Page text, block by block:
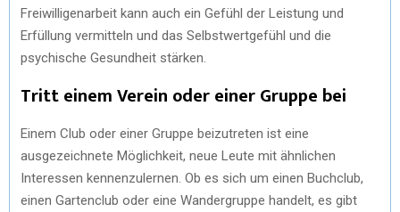
Freiwilligenarbeit kann auch ein Gefühl der Leistung und
Erfüllung vermitteln und das Selbstwertgefühl und die
psychische Gesundheit stärken.
Tritt einem Verein oder einer Gruppe bei
Einem Club oder einer Gruppe beizutreten ist eine
ausgezeichnete Möglichkeit, neue Leute mit ähnlichen
Interessen kennenzulernen. Ob es sich um einen Buchclub,
einen Gartenclub oder eine Wandergruppe handelt, es gibt